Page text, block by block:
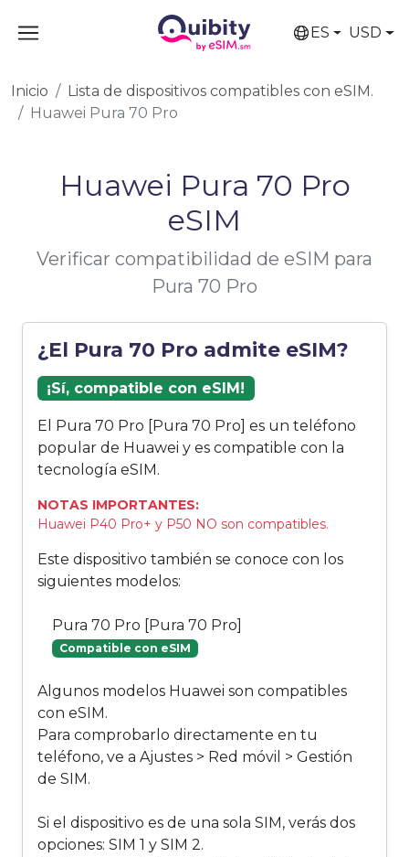
ES USD
Inicio
Lista de dispositivos compatibles con eSIM.
Huawei Pura 70 Pro
Huawei Pura 70 Pro
eSIM
Verificar compatibilidad de eSIM para
Pura 70 Pro
¿El Pura 70 Pro admite eSIM?
¡Sí, compatible con eSIM!
El Pura 70 Pro [Pura 70 Pro] es un teléfono
popular de Huawei y es compatible con la
tecnología eSIM.
NOTAS IMPORTANTES:
Huawei P40 Pro+ y P50 NO son compatibles.
Este dispositivo también se conoce con los
siguientes modelos:
Pura 70 Pro [Pura 70 Pro]
Compatible con eSIM
Algunos modelos Huawei son compatibles
con eSIM.
Para comprobarlo directamente en tu
teléfono, ve a Ajustes > Red móvil > Gestión
de SIM.
Si el dispositivo es de una sola SIM, verás dos
opciones: SIM 1 y SIM 2.